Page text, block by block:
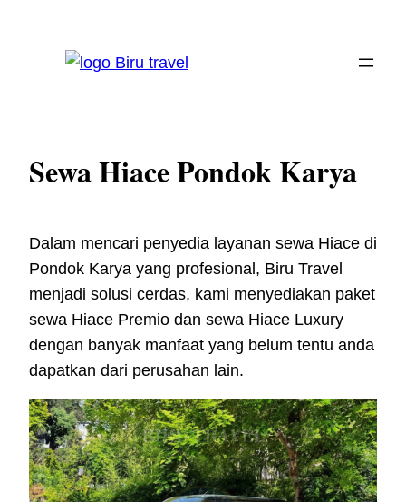
Sewa Hiace Pondok Karya
Dalam mencari penyedia layanan sewa Hiace di
Pondok Karya yang profesional, Biru Travel
menjadi solusi cerdas, kami menyediakan paket
sewa Hiace Premio dan sewa Hiace Luxury
dengan banyak manfaat yang belum tentu anda
dapatkan dari perusahan lain.